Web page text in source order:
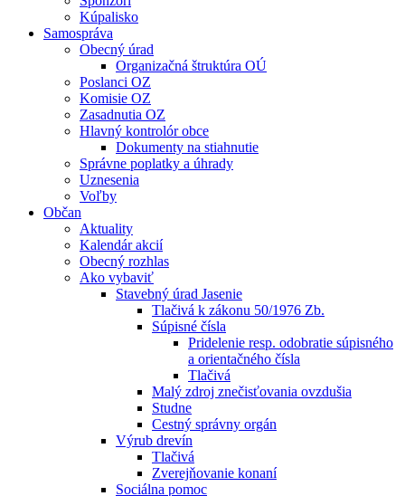
Kúpalisko
Samospráva
Obecný úrad
Organizačná štruktúra OÚ
Poslanci OZ
Komisie OZ
Zasadnutia OZ
Hlavný kontrolór obce
Dokumenty na stiahnutie
Správne poplatky a úhrady
Uznesenia
Voľby
Občan
Aktuality
Kalendár akcií
Obecný rozhlas
Ako vybaviť
Stavebný úrad Jasenie
Tlačivá k zákonu 50/1976 Zb.
Súpisné čísla
Pridelenie resp. odobratie súpisného
a orientačného čísla
Tlačivá
Malý zdroj znečisťovania ovzdušia
Studne
Cestný správny orgán
Výrub drevín
Tlačivá
Zverejňovanie konaní
Sociálna pomoc